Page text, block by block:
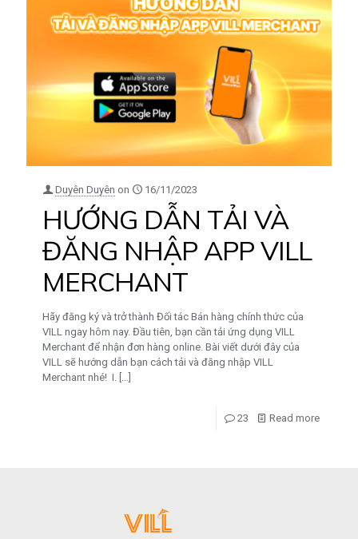
Duyên Duyên on 16/11/2023
HƯỚNG DẪN TẢI VÀ
ĐĂNG NHẬP APP VILL
MERCHANT
Hãy đăng ký và trở thành Đối tác Bán hàng chính thức của
VILL ngay hôm nay. Đầu tiên, bạn cần tải ứng dụng VILL
Merchant để nhận đơn hàng online. Bài viết dưới đây của
VILL sẽ hướng dẫn bạn cách tải và đăng nhập VILL
Merchant nhé! I.
23 Read more